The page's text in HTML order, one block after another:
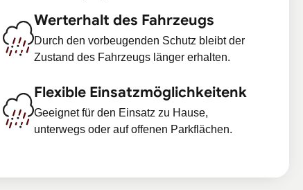
Werterhalt des Fahrzeugs
Durch den vorbeugenden Schutz bleibt der
Zustand des Fahrzeugs länger erhalten.
Flexible Einsatzmöglichkeitenk
Geeignet für den Einsatz zu Hause,
unterwegs oder auf offenen Parkflächen.